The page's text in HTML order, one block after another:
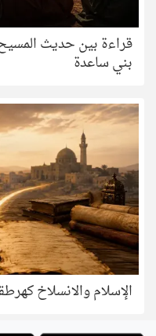
قراءة بين حديث
بني ساعدة
الإسلام والانسلاخ